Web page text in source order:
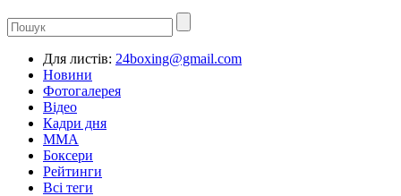
Для листів: 24boxing@gmail.com
Новини
Фотогалерея
Відео
Кадри дня
ММА
Боксери
Рейтинги
Всі теги